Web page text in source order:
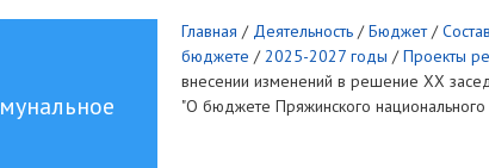
Главная / Деятельность /Бюджет /
бюджете /2025-2027 годы /Проекты
внесении изменений в решение XX
"О бюджете Пряжинского